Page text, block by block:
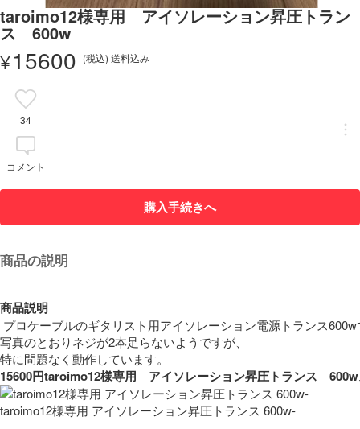
taroimo12様専用 アイソレーション昇圧トラン
ス 600w
¥15600 (税込) 送料込み
34
コメント
購入手続きへ
商品の説明
商品説明
プロケーブルのギタリスト用アイソレーション電源トランス
写真のとおりネジが2本足らないようですが、
15600円taroimo12様専用　アイソレーション昇圧トランス　
taroimo12様専用 アイソレーション昇圧トランス 600w-